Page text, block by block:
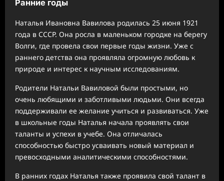
Ранние годы
Наталья Ивановна Вавилова родилась 25 июня 1921
года в СССР. Она росла в маленьком городке на берегу
Волги, где провела свои первые годы жизни. Уже с
раннего детства она проявляла огромную любовь к
природе и интерес к научным исследованиям.
Родители Натальи Вавиловой были простыми, но
очень любящими и заботливыми людьми. Они всегда
поддерживали ее желание учиться и развиваться. Уже
в школьные годы Наталья начала проявлять свои
таланты и успехи в учебе. Она отличалась
способностью быстро усваивать новый материал и
превосходными аналитическими способностями.
В ранних годах Наталья также проявила свой талант в